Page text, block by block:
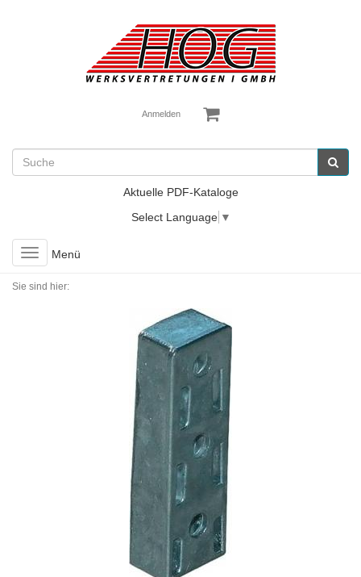
Anmelden
Aktuelle PDF-Kataloge
Select Language ▼
Toggle
navigation
Menü
Sie sind hier: